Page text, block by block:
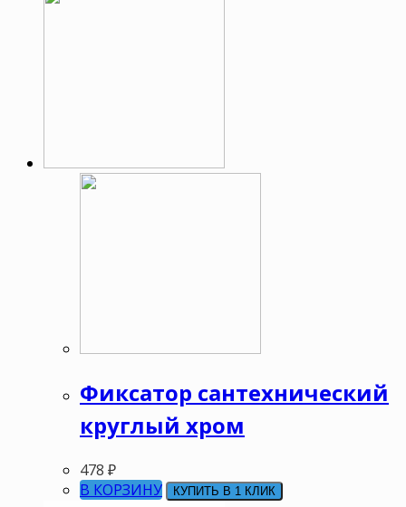
Фиксатор сантехнический
круглый хром
478 ₽
В КОРЗИНУ
КУПИТЬ В 1 КЛИК